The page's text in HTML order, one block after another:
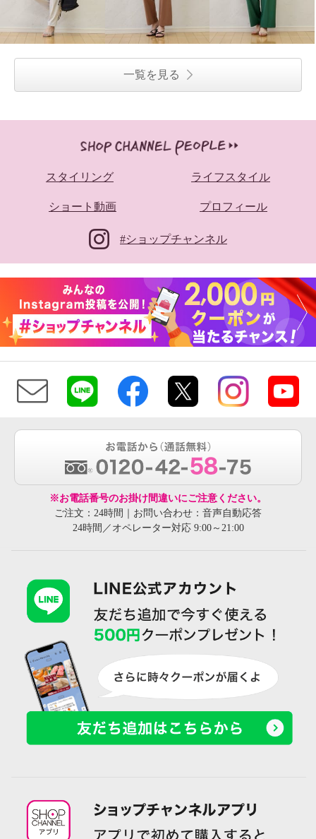
一覧を見る
スタイリング ライフスタイル
ショート動画 プロフィール
#ショップチャンネル
※お電話番号のお掛け間違いにご注意ください。
ご注文：24時間｜お問い合わせ：音声自動応答
24時間／オペレーター対応 9:00～21:00